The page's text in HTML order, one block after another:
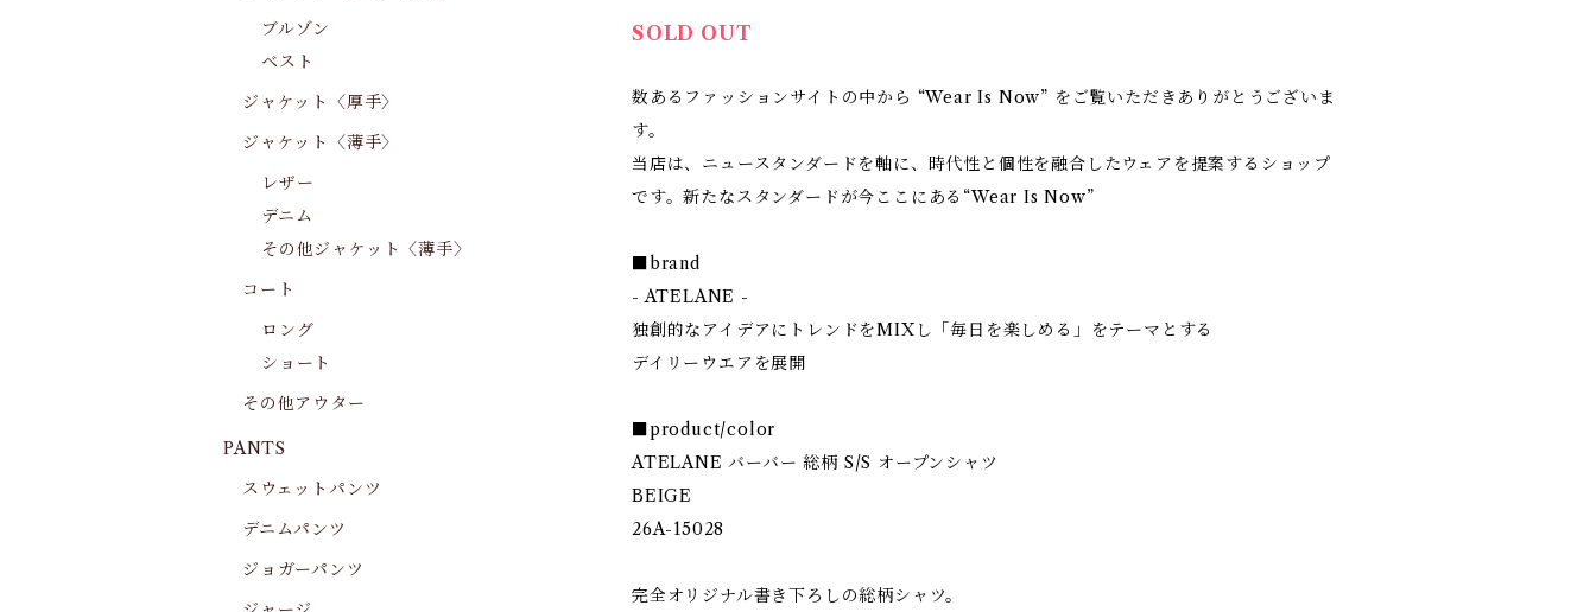
SOLD OUT
数あるファッションサイトの中から “Wear Is Now” をご覧いただきありがとうございま
す。
当店は、ニュースタンダードを軸に、時代性と個性を融合したウェアを提案するショップ
です。新たなスタンダードが今ここにある“Wear Is Now”
■brand
- ATELANE -
独創的なアイデアにトレンドをMIXし「毎日を楽しめる」をテーマとする
デイリーウエアを展開
■product/color
ATELANE バーバー 総柄 S/S オープンシャツ
BEIGE
26A-15028
完全オリジナル書き下ろしの総柄シャツ。
ブルゾン
ベスト
ジャケット〈厚手〉
ジャケット〈薄手〉
レザー
デニム
その他ジャケット〈薄手〉
コート
ロング
ショート
その他アウター
PANTS
スウェットパンツ
デニムパンツ
ジョガーパンツ